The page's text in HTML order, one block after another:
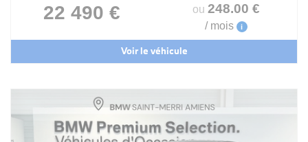
22 490 € ou 248.00 €
/ mois i
Voir le véhicule